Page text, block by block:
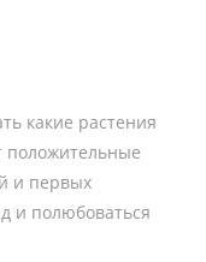
какие растения
положительные
и первых
и полюбоваться